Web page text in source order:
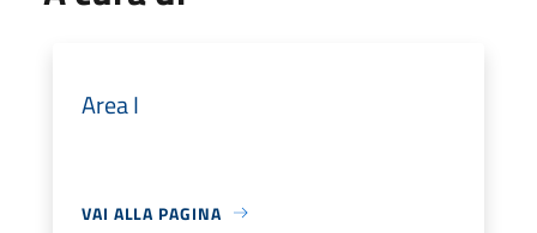
Area I
VAI ALLA PAGINA